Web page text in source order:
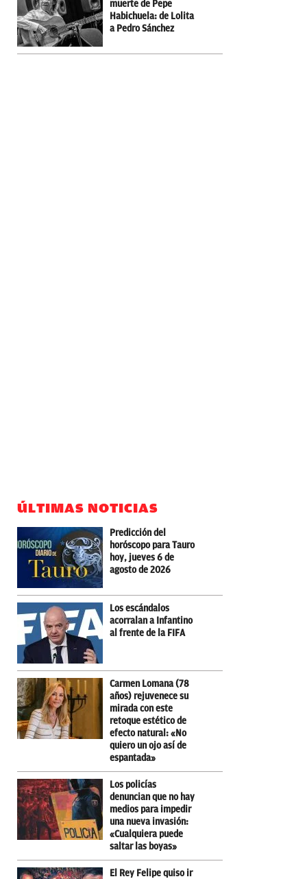
muerte de Pepe
Habichuela: de Lolita
a Pedro Sánchez
ÚLTIMAS NOTICIAS
Predicción del
horóscopo para Tauro
hoy, jueves 6 de
agosto de 2026
Los escándalos
acorralan a Infantino
al frente de la FIFA
Carmen Lomana (78
años) rejuvenece su
mirada con este
retoque estético de
efecto natural: «No
quiero un ojo así de
espantada»
Los policías
denuncian que no hay
medios para impedir
una nueva invasión:
«Cualquiera puede
saltar las boyas»
El Rey Felipe quiso ir